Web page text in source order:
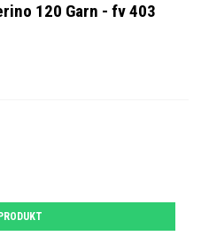
120 Garn - fv 403